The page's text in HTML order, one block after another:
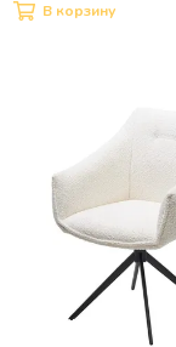
В корзину